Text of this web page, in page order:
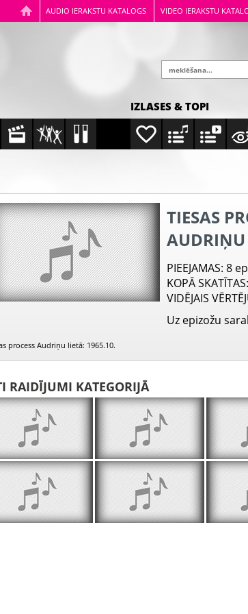
AUDIO IERAKSTU KATALOGS VIDEO IERAKSTU
IZLASES & TOPI
TIESAS
PIEEJAMAS: 8
KOPĀ SKATĪTAS
VIDĒJAIS
Uz epizožu
process Audriņu lietā: 1965.10.
RAIDĪJUMI KATEGORIJĀ